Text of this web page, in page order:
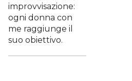
improvvisazione:
ogni donna con
me raggiunge il
suo obiettivo.